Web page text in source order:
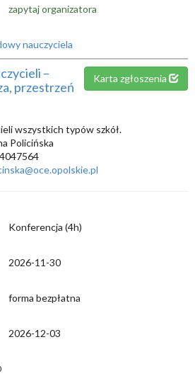
zapytaj organizatora
nauczyciela
–
przestrzeń
Karta zgłoszenia
wszystkich typów szkół.
Policińska
Konferencja (4h)
2026-11-30
forma bezpłatna
2026-12-03